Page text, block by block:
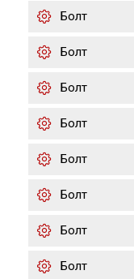
Болт
Болт
Болт
Болт
Болт
Болт
Болт
Болт